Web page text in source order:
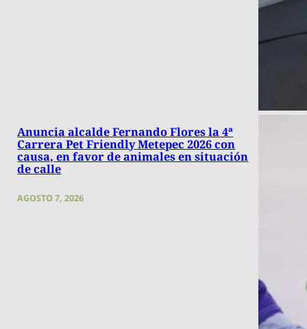
Anuncia alcalde Fernando Flores la 4ª
Carrera Pet Friendly Metepec 2026 con
causa, en favor de animales en situación
de calle
AGOSTO 7, 2026